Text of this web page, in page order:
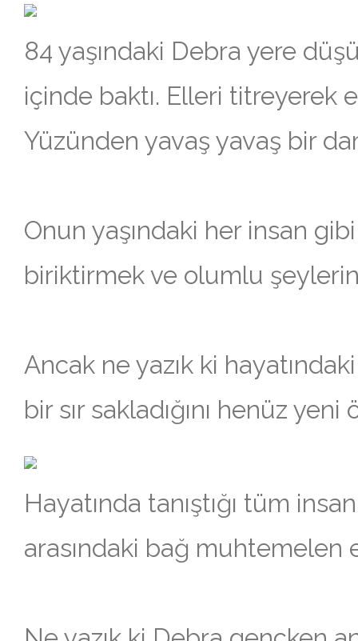
84 yaşındaki Debra yere
içinde baktı. Elleri titreyerek
Yüzünden yavaş yavaş bir
Onun yaşındaki her insan
biriktirmek ve olumlu şeylerin
Ancak ne yazık ki
bir sır sakladığını henüz
Hayatında tanıştığı tüm
arasındaki bağ muhtemelen